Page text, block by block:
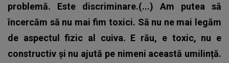
problemă. Este discriminare.(...) Am putea să
încercăm să nu mai fim toxici. Să nu ne mai legăm
de aspectul fizic al cuiva. E rău, e toxic, nu e
constructiv și nu ajută pe nimeni această umilință.